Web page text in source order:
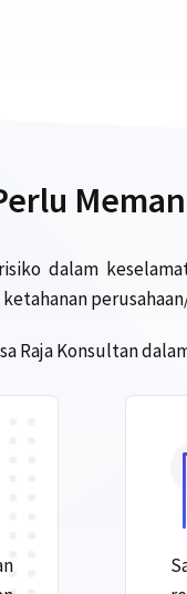
dalam
Raja Konsultan